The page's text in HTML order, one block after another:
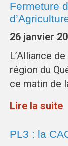
Fermeture
26 janvier
L’Alliance
région du
ce matin de
Lire la suite
PL3 : la